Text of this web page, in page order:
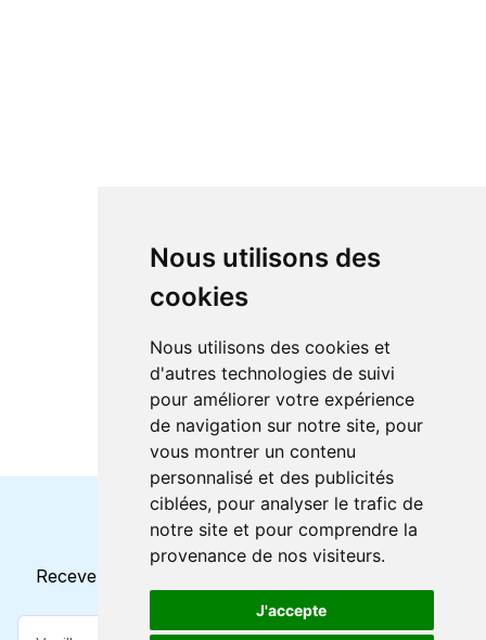
Nous utilisons des
cookies
Nous utilisons des cookies et
d'autres technologies de suivi
pour améliorer votre expérience
de navigation sur notre site, pour
vous montrer un contenu
personnalisé et des publicités
ciblées, pour analyser le trafic de
notre site et pour comprendre la
provenance de nos visiteurs.
J'accepte
Horaires et offres actuels
Recevez toutes les mises à jour dans votre e-mail